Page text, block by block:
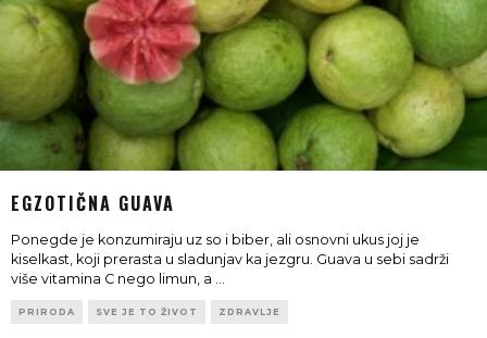
EGZOTIČNA GUAVA
Ponegde je konzumiraju uz so i biber, ali osnovni ukus joj je
kiselkast, koji prerasta u sladunjav ka jezgru. Guava u sebi sadrži
više vitamina C nego limun, a
PRIRODA SVE JE TO ŽIVOT ZDRAVLJE